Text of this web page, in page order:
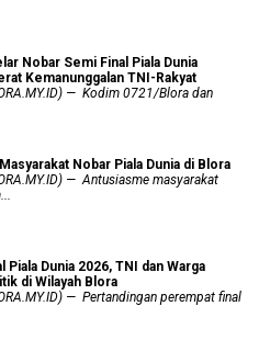
Nobar Semi Final Piala Dunia
Kemanunggalan TNI-Rakyat
— Kodim 0721/Blora dan
Nobar Piala Dunia di Blora
— Antusiasme masyarakat
Piala Dunia 2026, TNI dan Warga
di Wilayah Blora
— Pertandingan perempat final